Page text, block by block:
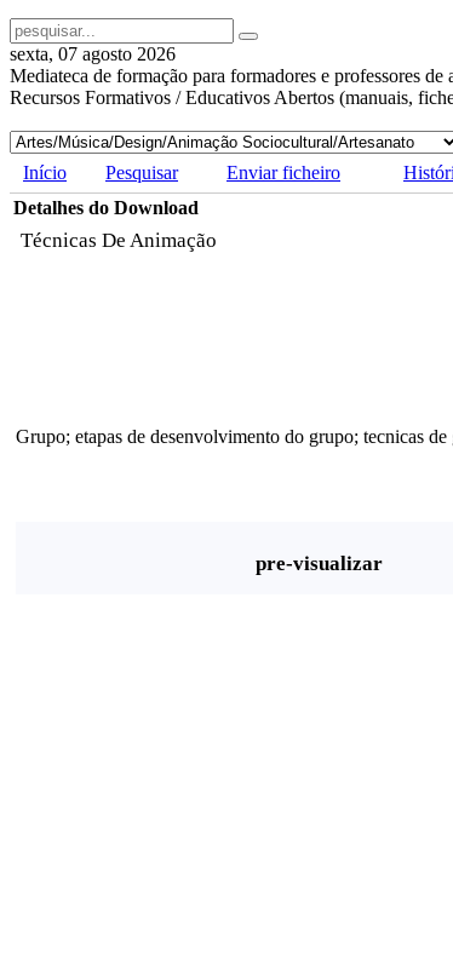
sexta, 07 agosto 2026
Mediateca de formação para formadores e professores
Recursos Formativos / Educativos Abertos (manuais,
Início Pesquisar Enviar ficheiro
Detalhes do Download
Técnicas De Animação
Grupo; etapas de desenvolvimento do grupo; tecnicas
pre-visualizar